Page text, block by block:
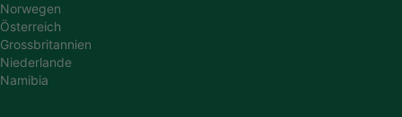
Norwegen
Österreich
Grossbritannien
Niederlande
Namibia